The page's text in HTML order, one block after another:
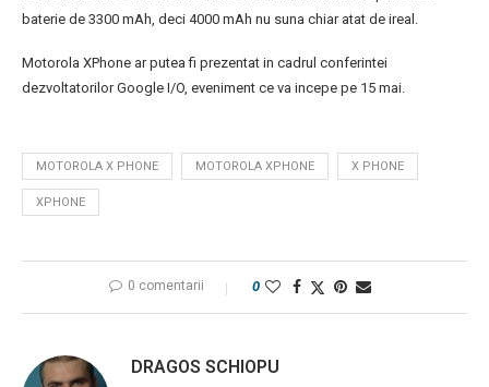
baterie de 3300 mAh, deci 4000 mAh nu suna chiar atat de ireal.
Motorola XPhone ar putea fi prezentat in cadrul conferintei
dezvoltatorilor Google I/O, eveniment ce va incepe pe 15 mai.
MOTOROLA X PHONE MOTOROLA XPHONE X PHONE
XPHONE
0 comentarii 0
DRAGOS SCHIOPU